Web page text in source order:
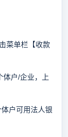
菜单栏【收款
户/企业，上
户可用法人银